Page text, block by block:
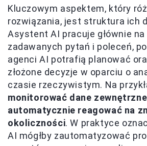
Kluczowym aspektem, który
rozwiązania, jest struktura ich
Asystent AI pracuje głównie
zadawanych pytań i poleceń,
agenci AI potrafią planować
złożone decyzje w oparciu o
czasie rzeczywistym. Na
monitorować dane
automatycznie reagować na
okoliczności. W praktyce
AI mógłby zautomatyzować